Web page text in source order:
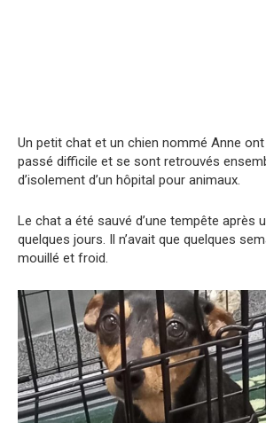
Un petit chat et un chien nommé Anne
passé difficile et se sont retrouvés
d’isolement d’un hôpital pour animaux.
Le chat a été sauvé d’une tempête après
quelques jours. Il n’avait que quelques
mouillé et froid.